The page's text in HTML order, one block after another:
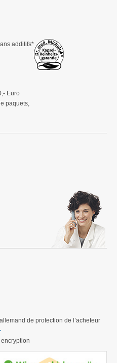
additifs*
Euro
paquets,
de protection de l’acheteur